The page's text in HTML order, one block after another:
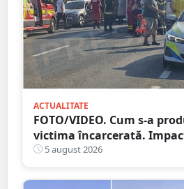
ACTUALITATE
FOTO/VIDEO. Cum s-a
victima încarcerată.
camion și o mașină, pe
5 august 2026